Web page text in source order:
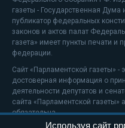
газеты - Государственная
публикатор федеральных
законов и актов палат
газета» имеет пункты печати и
федерации.
Сайт «Парламентской газеты» -
достоверная информация о
деятельности депутатов и
сайта «Парламентской газеты»
обязательна.
Используя сайт